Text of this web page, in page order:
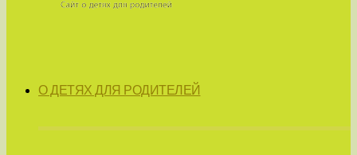
О ДЕТЯХ ДЛЯ РОДИТЕЛЕЙ